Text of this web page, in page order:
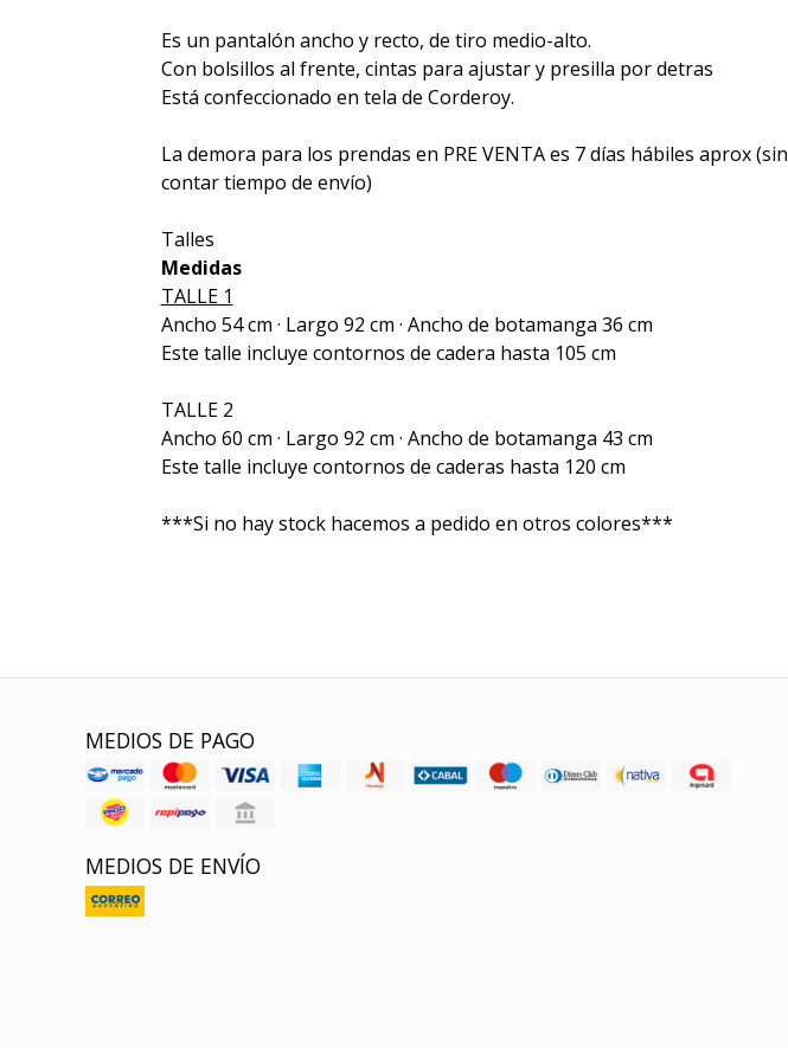
Es un pantalón ancho y recto, de tiro medio-alto.
Con bolsillos al frente, cintas para ajustar y presilla por detras
Está confeccionado en tela de Corderoy.
La demora para los prendas en PRE VENTA es 7 días hábiles aprox (sin
contar tiempo de envío)
Talles
Medidas
TALLE 1
Ancho 54 cm · Largo 92 cm · Ancho de botamanga 36 cm
Este talle incluye contornos de cadera hasta 105 cm
TALLE 2
Ancho 60 cm · Largo 92 cm · Ancho de botamanga 43 cm
Este talle incluye contornos de caderas hasta 120 cm
***Si no hay stock hacemos a pedido en otros colores***
MEDIOS DE PAGO
MEDIOS DE ENVÍO